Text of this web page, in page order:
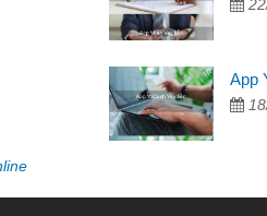
các ngân hàng không ai cho vay.
để giải quyết việc riêng, trong 1-2
ơn đã giúp tôi kịp thời và nhanh
App